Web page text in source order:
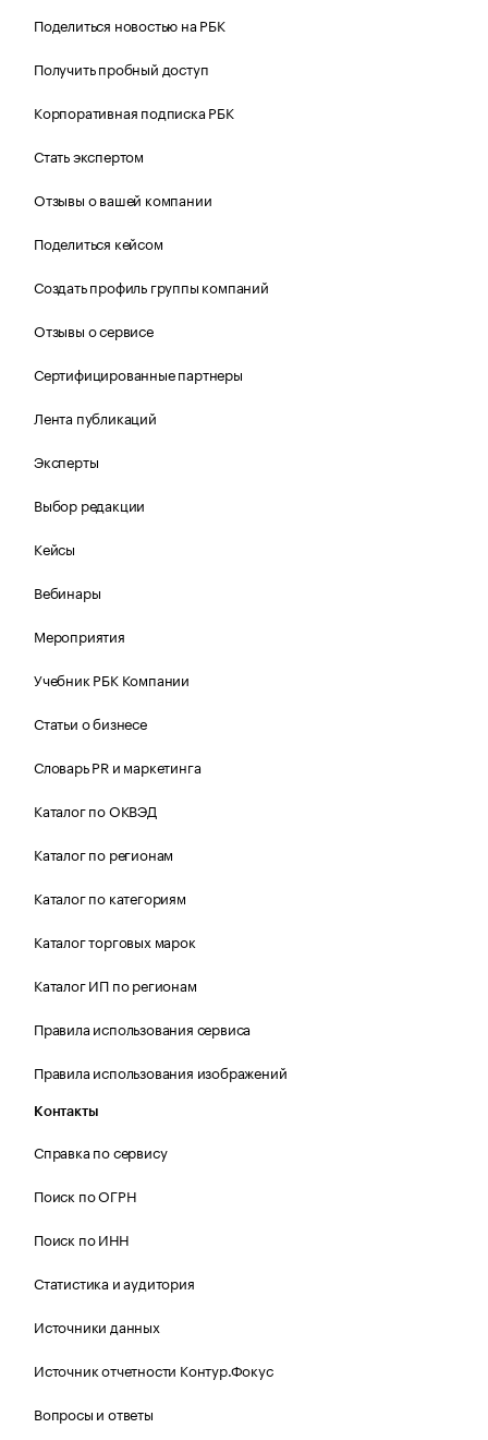
Поделиться новостью на РБК
Получить пробный доступ
Корпоративная подписка РБК
Стать экспертом
Отзывы о вашей компании
Поделиться кейсом
Создать профиль группы компаний
Отзывы о сервисе
Сертифицированные партнеры
Лента публикаций
Эксперты
Выбор редакции
Кейсы
Вебинары
Мероприятия
Учебник РБК Компании
Статьи о бизнесе
Словарь PR и маркетинга
Каталог по ОКВЭД
Каталог по регионам
Каталог по категориям
Каталог торговых марок
Каталог ИП по регионам
Правила использования сервиса
Правила использования изображений
Контакты
Справка по сервису
Поиск по ОГРН
Поиск по ИНН
Статистика и аудитория
Источники данных
Источник отчетности Контур.Фокус
Вопросы и ответы